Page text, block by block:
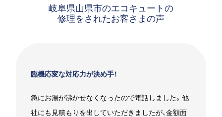
岐阜県山県市のエコキュートの
修理をされたお客さまの声
臨機応変な対応力が決め手！
急にお湯が沸かせなくなったので電話しました。他
社にも見積もりを出していただきましたが、金額面